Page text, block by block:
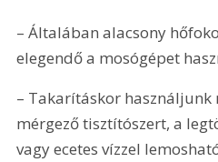
– Általában alacsony
elegendő a mosógépet
– Takarításkor használjunk
mérgező tisztítószert, a
vagy ecetes vízzel